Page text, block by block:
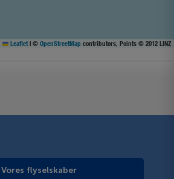
Leaflet | © OpenStreetMap contributors, Points © 2012 LINZ
Vores flyselskaber